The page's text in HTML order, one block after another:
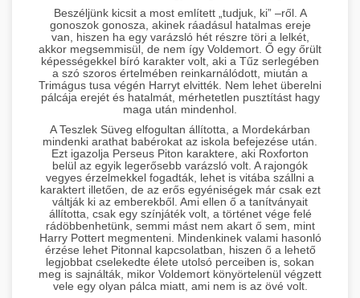
Beszéljünk kicsit a most említett „tudjuk, ki” –ről. A
gonoszok gonosza, akinek ráadásul hatalmas ereje
van, hiszen ha egy varázsló hét részre töri a lelkét,
akkor megsemmisül, de nem így Voldemort. Ő egy őrült
képességekkel bíró karakter volt, aki a Tűz serlegében
a szó szoros értelmében reinkarnálódott, miután a
Trimágus tusa végén Harryt elvitték. Nem lehet überelni
pálcája erejét és hatalmát, mérhetetlen pusztítást hagy
maga után mindenhol.
A Teszlek Süveg elfogultan állította, a Mordekárban
mindenki arathat babérokat az iskola befejezése után.
Ezt igazolja Perseus Piton karaktere, aki Roxforton
belül az egyik legerősebb varázsló volt. A rajongók
vegyes érzelmekkel fogadták, lehet is vitába szállni a
karaktert illetően, de az erős egyéniségek már csak ezt
váltják ki az emberekből. Ami ellen ő a tanítványait
állította, csak egy színjáték volt, a történet vége felé
rádöbbenhetünk, semmi mást nem akart ő sem, mint
Harry Pottert megmenteni. Mindenkinek valami hasonló
érzése lehet Pitonnal kapcsolatban, hiszen ő a lehető
legjobbat cselekedte élete utolsó perceiben is, sokan
meg is sajnálták, mikor Voldemort könyörtelenül végzett
vele egy olyan pálca miatt, ami nem is az övé volt.